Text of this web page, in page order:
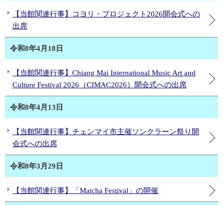
【当館関連行事】コヨリ・プロジェクト2026開会式への
出席
令和8年4月18日
【当館関連行事】Chiang Mai International Music Art and
Culture Festival 2026（CIMAC2026）開会式への出席
令和8年4月13日
【当館関連行事】チェンマイ市主催ソンクラーン祭り開
会式への出席
令和8年3月29日
【当館関連行事】「Matcha Festival」の開催